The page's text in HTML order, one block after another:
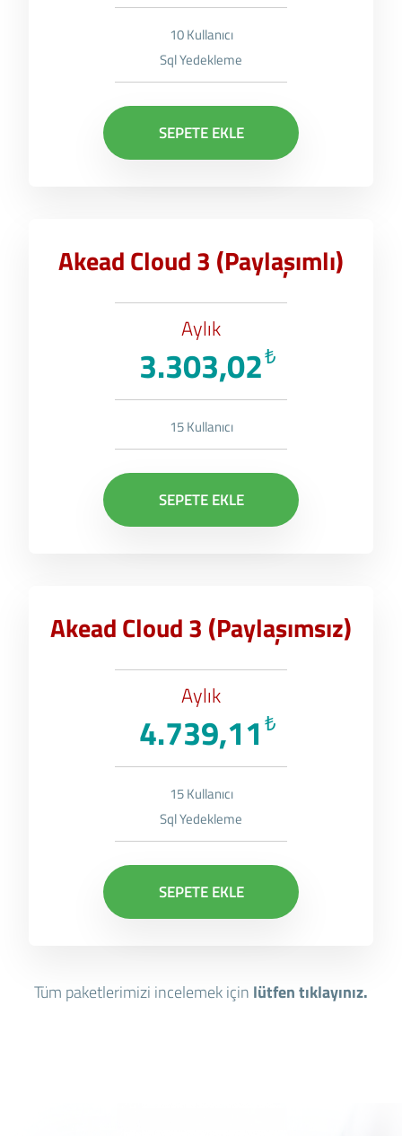
10 Kullanıcı
Sql Yedekleme
SEPETE EKLE
Akead Cloud 3 (Paylaşımlı)
Aylık
₺
3.303,02
15 Kullanıcı
SEPETE EKLE
Akead Cloud 3 (Paylaşımsız)
Aylık
₺
4.739,11
15 Kullanıcı
Sql Yedekleme
SEPETE EKLE
Tüm paketlerimizi incelemek için lütfen tıklayınız.